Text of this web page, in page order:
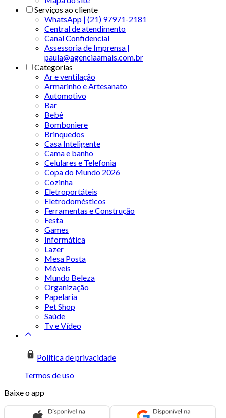
Serviços ao cliente
WhatsApp | (21) 97971-2181
Central de atendimento
Canal Confidencial
Assessoria de Imprensa |
paula@agenciaamais.com.br
Categorias
Ar e ventilação
Armarinho e Artesanato
Automotivo
Bar
Bebê
Bomboniere
Brinquedos
Casa Inteligente
Cama e banho
Celulares e Telefonia
Copa do Mundo 2026
Cozinha
Eletroportáteis
Eletrodomésticos
Ferramentas e Construção
Festa
Games
Informática
Lazer
Mesa Posta
Móveis
Mundo Beleza
Organização
Papelaria
Pet Shop
Saúde
Tv e Vídeo
Política de privacidade
Termos de uso
Baixe o app